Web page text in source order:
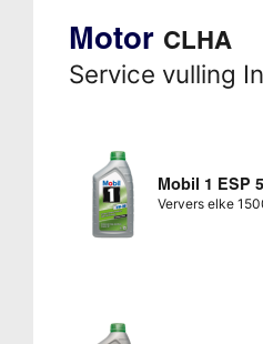
Motor CLHA
Service vulling
Mobil 1 ESP
Ververs elke